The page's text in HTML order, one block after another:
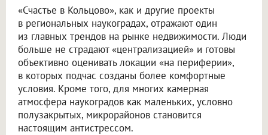
«Счастье в Кольцово», как и другие проекты
в региональных наукоградах, отражают один
из главных трендов на рынке недвижимости. Люди
больше не страдают «централизацией» и готовы
объективно оценивать локации «на периферии»,
в которых подчас созданы более комфортные
условия. Кроме того, для многих камерная
атмосфера наукоградов как маленьких, условно
полузакрытых, микрорайонов становится
настоящим антистрессом.